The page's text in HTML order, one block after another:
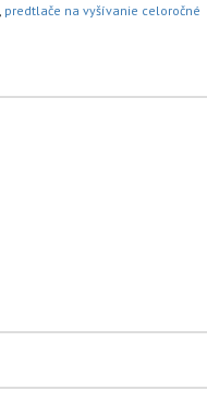
, predtlače na vyšívanie celoročné